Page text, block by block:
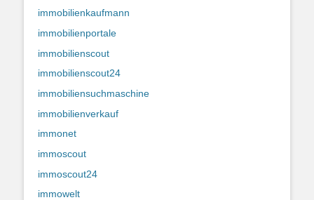
immobilienkaufmann
immobilienportale
immobilienscout
immobilienscout24
immobiliensuchmaschine
immobilienverkauf
immonet
immoscout
immoscout24
immowelt